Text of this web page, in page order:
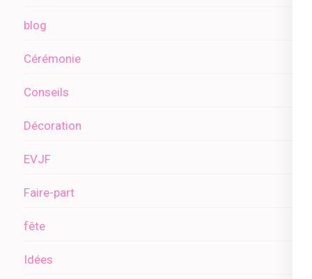
blog
Cérémonie
Conseils
Décoration
EVJF
Faire-part
fête
Idées